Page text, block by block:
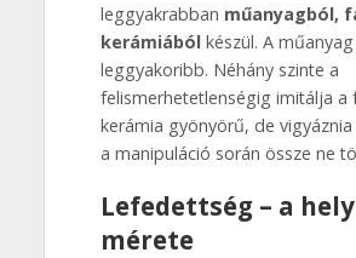
leggyakrabban műanyagból,
kerámiábólkészül. A műanyag
leggyakoribb. Néhány szinte a
felismerhetetlenségig imitálja a
kerámia gyönyörű, de
a manipuláció során össze ne
Lefedettség – a
mérete